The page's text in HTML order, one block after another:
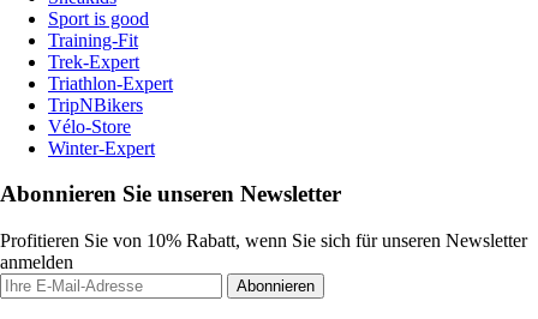
Sport is good
Training-Fit
Trek-Expert
Triathlon-Expert
TripNBikers
Vélo-Store
Winter-Expert
Abonnieren Sie unseren Newsletter
Profitieren Sie von 10% Rabatt, wenn Sie sich für unseren Newsletter
anmelden
Abonnieren